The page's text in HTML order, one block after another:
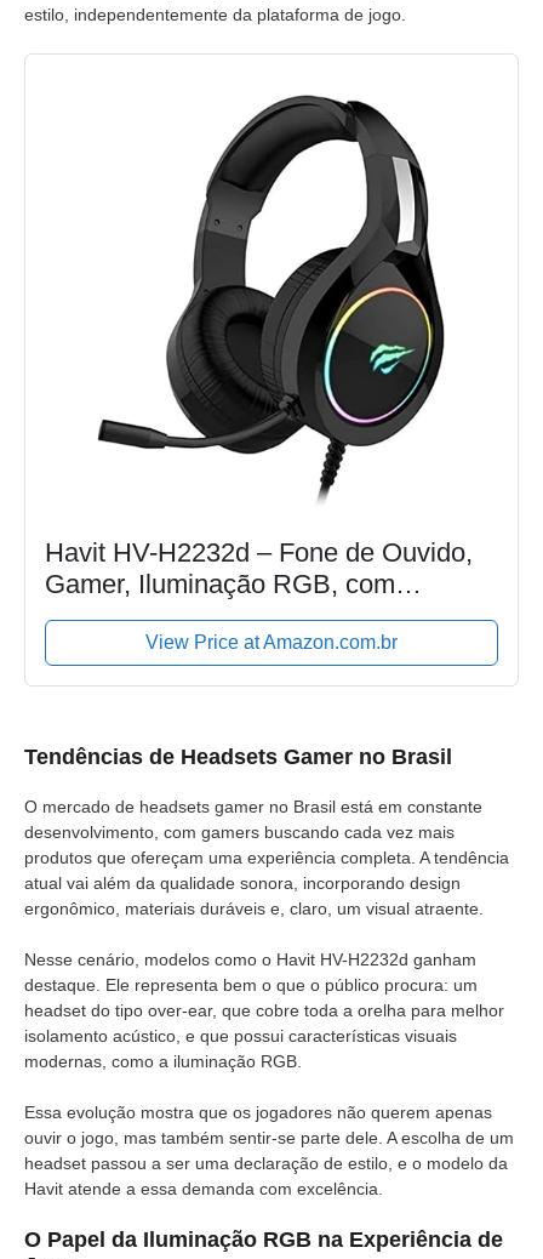
estilo, independentemente da plataforma de jogo.
Havit HV-H2232d – Fone de Ouvido,
Gamer, Iluminação RGB, com
Microfone, Falante de 50mm,
Conector 3.5mm
View Price at Amazon.com.br
Tendências de Headsets Gamer no Brasil
O mercado de headsets gamer no Brasil está em constante
desenvolvimento, com gamers buscando cada vez mais
produtos que ofereçam uma experiência completa. A tendência
atual vai além da qualidade sonora, incorporando design
ergonômico, materiais duráveis e, claro, um visual atraente.
Nesse cenário, modelos como o Havit HV-H2232d ganham
destaque. Ele representa bem o que o público procura: um
headset do tipo over-ear, que cobre toda a orelha para melhor
isolamento acústico, e que possui características visuais
modernas, como a iluminação RGB.
Essa evolução mostra que os jogadores não querem apenas
ouvir o jogo, mas também sentir-se parte dele. A escolha de um
headset passou a ser uma declaração de estilo, e o modelo da
Havit atende a essa demanda com excelência.
O Papel da Iluminação RGB na Experiência de